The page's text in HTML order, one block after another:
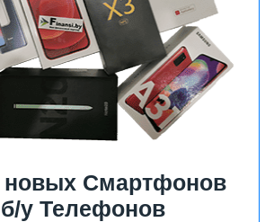
новых Смартфонов
б/у Телефонов